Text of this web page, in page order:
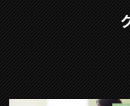
RECRUIT
クリエイター求人を探
CREATIVE JOB求人
特集求人
採用説明会
転職支援サービス
CONTENTS